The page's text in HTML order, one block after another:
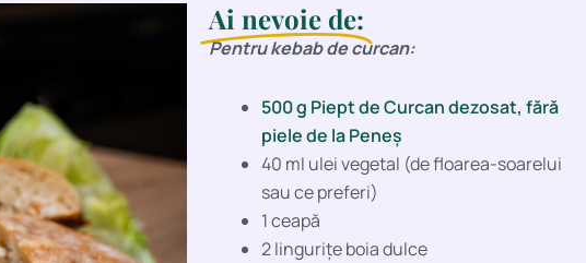
Ai nevoie de:
Pentru kebab de curcan:
500 g Piept de Curcan dezosat, fără
piele de la Peneș
40 ml ulei vegetal (de floarea-soarelui
sau ce preferi)
1 ceapă
2 lingurițe boia dulce